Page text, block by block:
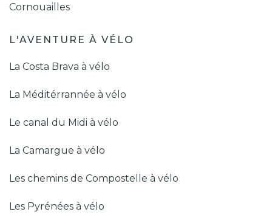
Cornouailles
L'AVENTURE À VÉLO
La Costa Brava à vélo
La Méditérrannée à vélo
Le canal du Midi à vélo
La Camargue à vélo
Les chemins de Compostelle à vélo
Les Pyrénées à vélo